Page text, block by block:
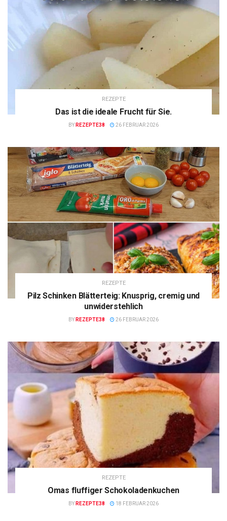
REZEPTE
Das ist die ideale Frucht für Sie.
BY REZEPTE38 26 FEBRUAR 2026
REZEPTE
Pilz Schinken Blätterteig: Knusprig, cremig und
unwiderstehlich
BY REZEPTE38 26 FEBRUAR 2026
REZEPTE
Omas fluffiger Schokoladenkuchen
BY REZEPTE38 18 FEBRUAR 2026